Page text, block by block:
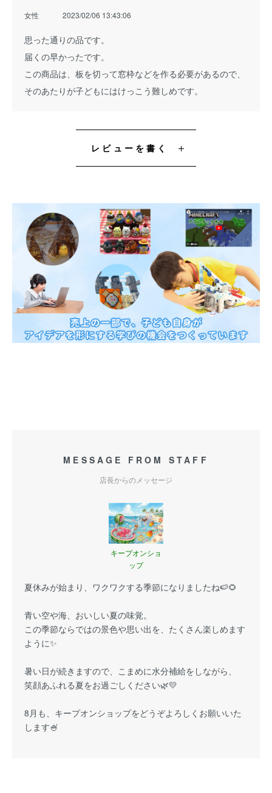
女性 2023/02/06 13:43:06
思った通りの品です。
届くの早かったです。
この商品は、板を切って窓枠などを作る必要があるので、
そのあたりが子どもにはけっこう難しめです。
レビューを書く
MESSAGE FROM STAFF
店長からのメッセージ
キープオンショ
ップ
夏休みが始まり、ワクワクする季節になりましたね🍉🌻
青い空や海、おいしい夏の味覚。
この季節ならではの景色や思い出を、たくさん楽しめます
ように✨
暑い日が続きますので、こまめに水分補給をしながら、
笑顔あふれる夏をお過ごしください🌿💛
8月も、キープオンショップをどうぞよろしくお願いいた
します🍧